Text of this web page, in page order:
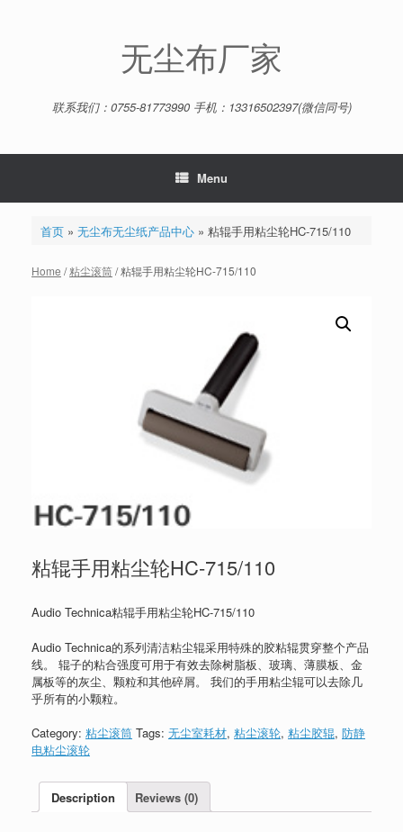
无尘布厂家
联系我们：0755-81773990 手机：13316502397(微信同号)
Menu
首页» 无尘布无尘纸产品中心» 粘辊手用粘尘轮HC-715/110
Home /粘尘滚筒/ 粘辊手用粘尘轮HC-715/110
粘辊手用粘尘轮HC-715/110
Audio Technica粘辊手用粘尘轮HC-715/110
Audio Technica的系列清洁粘尘辊采用特殊的胶粘辊贯穿整个产品
线。 辊子的粘合强度可用于有效去除树脂板、玻璃、薄膜板、金
属板等的灰尘、颗粒和其他碎屑。 我们的手用粘尘辊可以去除几
乎所有的小颗粒。
Category: 粘尘滚筒 Tags: 无尘室耗材, 粘尘滚轮, 粘尘胶辊, 防静
电粘尘滚轮
Description Reviews (0)